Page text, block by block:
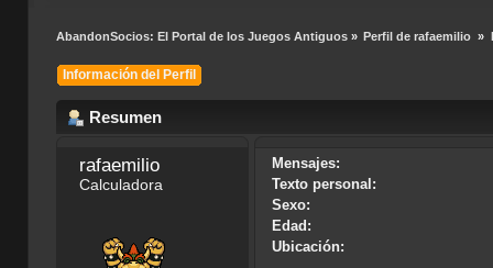
AbandonSocios: El Portal de los Juegos Antiguos» Perfil de rafaemilio »
Información del Perfil
Resumen
rafaemilio
Calculadora
Mensajes:
Texto personal:
Sexo:
Edad:
Ubicación: